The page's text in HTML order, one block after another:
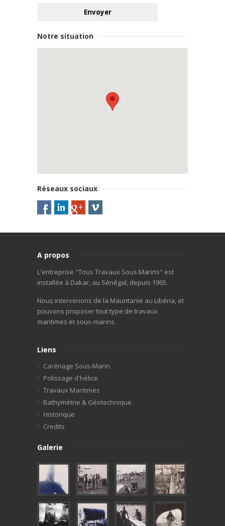
Notre situation
Réseaux sociaux
A propos
L'entreprise "Tous Travaux Sous Marins" est
installée à Dakar, au Sénégal, depuis 1965.
Nous intervenons de la Mauritanie au Libéria, et
pouvons proposer tout type de travaux
maritimes et sous-marins.
Liens
Carénage Sous-Marin
Polissage d'hélice
Travaux Maritimes
Bathymétrie & Géotechnique
Historique
Credits
Galerie